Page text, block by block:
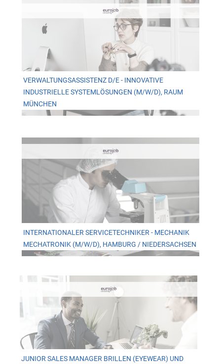
VERWALTUNGSASSISTENZ D/E - INNOVATIVE
INDUSTRIELLE SYSTEMLÖSUNGEN (M/W/D), RAUM
MÜNCHEN
INTERNATIONALER SERVICETECHNIKER - MECHANIK
MECHATRONIK (M/W/D), HAMBURG / NIEDERSACHSEN
JUNIOR SALES MANAGER BRILLEN (EYEWEAR) UND